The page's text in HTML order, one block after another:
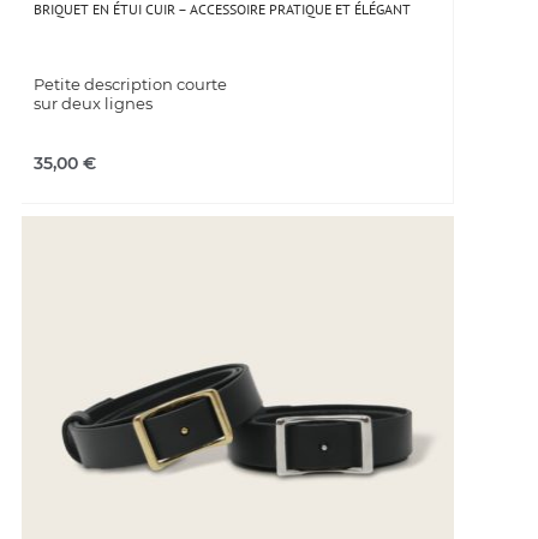
BRIQUET EN ÉTUI CUIR – ACCESSOIRE PRATIQUE ET ÉLÉGANT
Petite description courte
sur deux lignes
35,00 €